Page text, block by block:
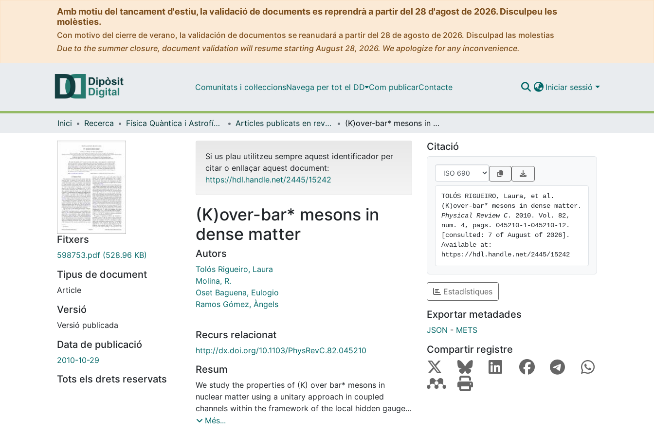
Amb motiu del tancament d'estiu, la validació de documents es reprendrà a partir del 28 d'agost de 2026. Disculpeu les
molèsties.
Con motivo del cierre de verano, la validación de documentos se reanudará a partir del 28 de agosto de 2026. Disculpad las molestias
Due to the summer closure, document validation will resume starting August 28, 2026. We apologize for any inconvenience.
Comunitats i col·leccionsNavega per tot el DD Com publicarContacte Iniciar sessió
Inici Recerca Física Quàntica i Astrofísica Articles publicats en revistes (Física Quàntica i Astrofísica) (K)over-bar* mesons in dense matter
Fitxers
598753.pdf (528.96 KB)
Tipus de document
Article
Versió
Versió publicada
Data de publicació
2010-10-29
Tots els drets reservats
Si us plau utilitzeu sempre aquest identificador per
citar o enllaçar aquest document:
https://hdl.handle.net/2445/15242
(K)over-bar* mesons in
dense matter
Autors
Tolós Rigueiro, Laura
Molina, R.
Oset Baguena, Eulogio
Ramos Gómez, Àngels
Recurs relacionat
http://dx.doi.org/10.1103/PhysRevC.82.045210
Resum
We study the properties of (K) over bar* mesons in
nuclear matter using a unitary approach in coupled
channels within the framework of the local hidden gauge
formalism and incorporating the (K) over bar pi decay
Més...
Citació
TOLÓS RIGUEIRO, Laura, et al.
Physical Review C . 2010. Vol. 82,
num. 4, pags. 045210-1-045210-12.
[consulted: 7 of August of 2026].
Available at:
https://hdl.handle.net/2445/15242
Estadístiques
Exportar metadades
JSON - METS
Compartir registre